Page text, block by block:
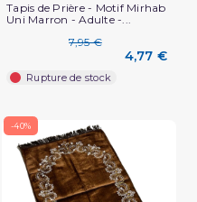
Tapis de Prière - Motif Mirhab
Uni Marron - Adulte -...
7,95 €
4,77 €
Rupture de stock
-40%